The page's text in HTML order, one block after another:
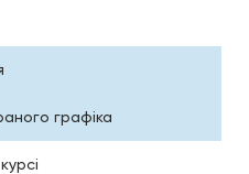
графіка